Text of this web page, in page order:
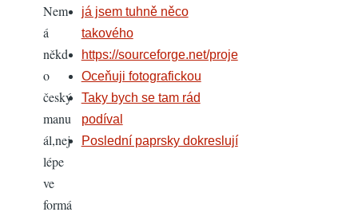
Nem
á
někd
o
český
manu
ál,nej
lépe
ve
formá
já jsem tuhně něco
takového
https://sourceforge.net/proje
Oceňuji fotografickou
Taky bych se tam rád
podíval
Poslední paprsky dokreslují